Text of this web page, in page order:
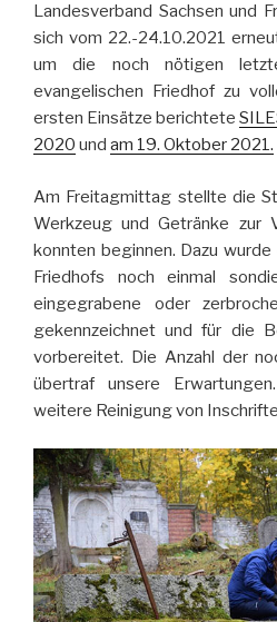
Landesverband Sachsen und
sich vom 22.-24.10.2021
um die noch nötigen
evangelischen Friedhof zu
ersten Einsätze berichtete
2020 und am 19. Oktober 2021.
Am Freitagmittag stellte die
Werkzeug und Getränke zur
konnten beginnen. Dazu
Friedhofs noch einmal
eingegrabene oder
gekennzeichnet und für die
vorbereitet. Die Anzahl der
übertraf unsere
weitere Reinigung von